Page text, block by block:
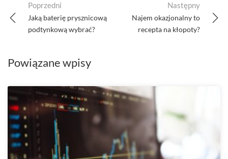
navigation
Poprzedni
Jaką baterię prysznicową
podtynkową wybrać?
Następny
Najem okazjonalny to
recepta na kłopoty?
Powiązane wpisy